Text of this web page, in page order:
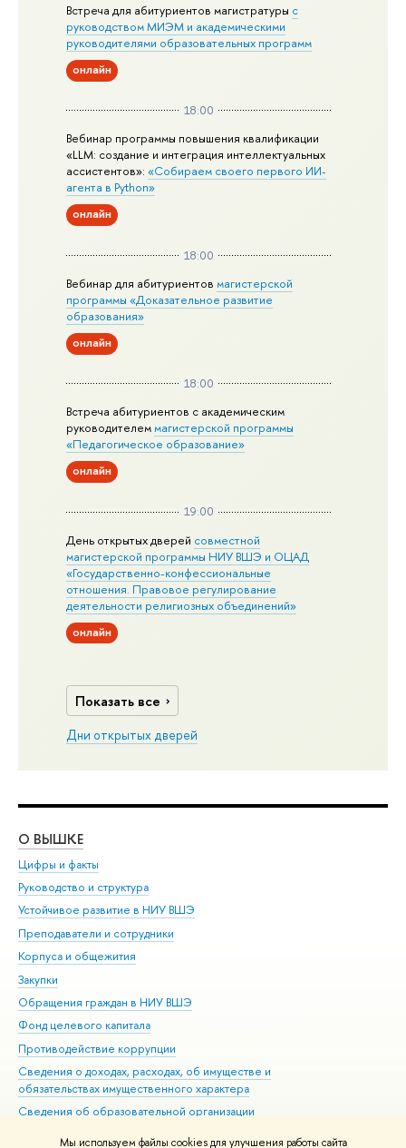
Мы используем файлы cookies для улучшения работы сайта
Встреча для абитуриентов магистратуры с
руководством МИЭМ и академическими
руководителями образовательных программ
онлайн
18:00
Вебинар программы повышения квалификации
«LLM: создание и интеграция интеллектуальных
ассистентов»:«Собираем своего первого ИИ-
агента в Python»
онлайн
18:00
Вебинар для абитуриентовмагистерской
программы «Доказательное развитие
образования»
онлайн
18:00
Встреча абитуриентов с академическим
руководителеммагистерской программы
«Педагогическое образование»
онлайн
19:00
День открытых дверей совместной
магистерской программы НИУ ВШЭ и ОЦАД
«Государственно-конфессиональные
отношения. Правовое регулирование
деятельности религиозных объединений»
онлайн
Показать все
Дни открытых дверей
О ВЫШКЕ
Цифры и факты
Руководство и структура
Устойчивое развитие в НИУ ВШЭ
Преподаватели и сотрудники
Корпуса и общежития
Закупки
Обращения граждан в НИУ ВШЭ
Фонд целевого капитала
Противодействие коррупции
Сведения о доходах, расходах, об имуществе и
обязательствах имущественного характера
Сведения об образовательной организации
Людям с ограниченными возможностями здоровья